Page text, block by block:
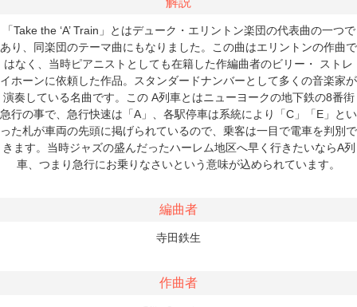
「Take the ‘A’ Train」とはデューク・エリントン楽団の代表曲の一つで
あり、同楽団のテーマ曲にもなりました。この曲はエリントンの作曲で
はなく、当時ピアニストとしても在籍した作編曲者のビリー・ ストレ
イホーンに依頼した作品。スタンダードナンバーとして多くの音楽家が
演奏している名曲です。この A列車とはニューヨークの地下鉄の8番街
急行の事で、急行快速は「A」、各駅停車は系統により「C」「E」とい
った札が車両の先頭に掲げられているので、乗客は一目で電車を判別で
きます。当時ジャズの盛んだったハーレム地区へ早く行きたいならA列
車、つまり急行にお乗りなさいという意味が込められています。
編曲者
寺田鉄生
作曲者